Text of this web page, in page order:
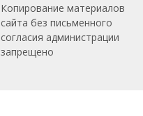
Копирование материалов
сайта без письменного
согласия администрации
запрещено